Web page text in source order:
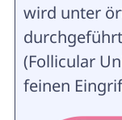
wird unter
(Follicular
feinen